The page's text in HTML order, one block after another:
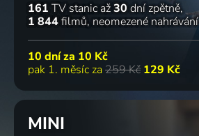
161 TV stanic až30 dní zpětně
1 844filmů neomezené nahrávání
10 dní za 10 Kč
pak 1. měsíc za 259 Kč 129 Kč
MINI